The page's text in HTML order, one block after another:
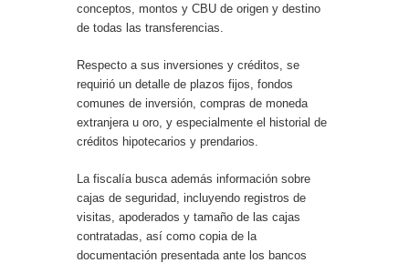
conceptos, montos y CBU de origen y destino
de todas las transferencias.
Respecto a sus inversiones y créditos, se
requirió un detalle de plazos fijos, fondos
comunes de inversión, compras de moneda
extranjera u oro, y especialmente el historial de
créditos hipotecarios y prendarios.
La fiscalía busca además información sobre
cajas de seguridad, incluyendo registros de
visitas, apoderados y tamaño de las cajas
contratadas, así como copia de la
documentación presentada ante los bancos